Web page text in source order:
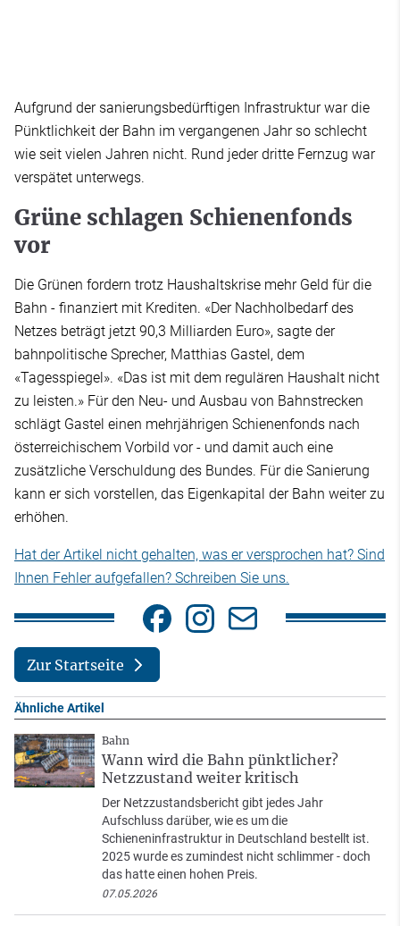
Aufgrund der sanierungsbedürftigen Infrastruktur war die
Pünktlichkeit der Bahn im vergangenen Jahr so schlecht
wie seit vielen Jahren nicht. Rund jeder dritte Fernzug war
verspätet unterwegs.
Grüne schlagen Schienenfonds
vor
Die Grünen fordern trotz Haushaltskrise mehr Geld für die
Bahn - finanziert mit Krediten. «Der Nachholbedarf des
Netzes beträgt jetzt 90,3 Milliarden Euro», sagte der
bahnpolitische Sprecher, Matthias Gastel, dem
«Tagesspiegel». «Das ist mit dem regulären Haushalt nicht
zu leisten.» Für den Neu- und Ausbau von Bahnstrecken
schlägt Gastel einen mehrjährigen Schienenfonds nach
österreichischem Vorbild vor - und damit auch eine
zusätzliche Verschuldung des Bundes. Für die Sanierung
kann er sich vorstellen, das Eigenkapital der Bahn weiter zu
erhöhen.
Hat der Artikel nicht gehalten, was er versprochen hat? Sind
Ihnen Fehler aufgefallen? Schreiben Sie uns.
Zur Startseite
Ähnliche Artikel
Bahn
Wann wird die Bahn pünktlicher?
Netzzustand weiter kritisch
Der Netzzustandsbericht gibt jedes Jahr
Aufschluss darüber, wie es um die
Schieneninfrastruktur in Deutschland bestellt ist.
2025 wurde es zumindest nicht schlimmer - doch
das hatte einen hohen Preis.
07.05.2026